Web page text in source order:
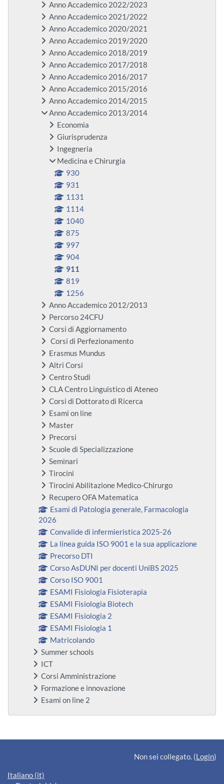
Anno Accademico 2022/2023
Anno Accademico 2021/2022
Anno Accademico 2020/2021
Anno Accademico 2019/2020
Anno Accademico 2018/2019
Anno Accademico 2017/2018
Anno Accademico 2016/2017
Anno Accademico 2015/2016
Anno Accademico 2014/2015
Anno Accademico 2013/2014
Economia
Giurisprudenza
Ingegneria
Medicina e Chirurgia
930
931
1131
1114
1040
875
997
904
911
819
1256
Anno Accademico 2012/2013
Percorso 24CFU
Corsi di Aggiornamento
Corsi di Perfezionamento
Erasmus Mundus
Altri Corsi
Centro Studi
CLA Centro Linguistico di Ateneo
Corsi di Dottorato di Ricerca
Esami on line
Master
Precorsi
Scuole di Specializzazione
Seminari
Tirocini
Tirocini Abilitazione Medico-Chirurgo
Recupero OFA Matematica
Esami di Patologia generale, Farmacologia
2026
Convalide di infermieristica 2025-26
La linea guida ISO 9001 e la sua applicazione
Precorso DTI
Corso AsDUNI per docenti UniBS 2025
Corso ISO 9001
ESAMI Fisiologia Fisioterapia
ESAMI Fisiologia Biotech
ESAMI Fisiologia 2
ESAMI Fisiologia 1
Matricolando
Summer schools
ICT
Corsi Amministrazione
Formazione e innovazione
Esami on line 2
Blocchi supplementari
Non sei collegato. (Login)
Italiano ‎(it)‎